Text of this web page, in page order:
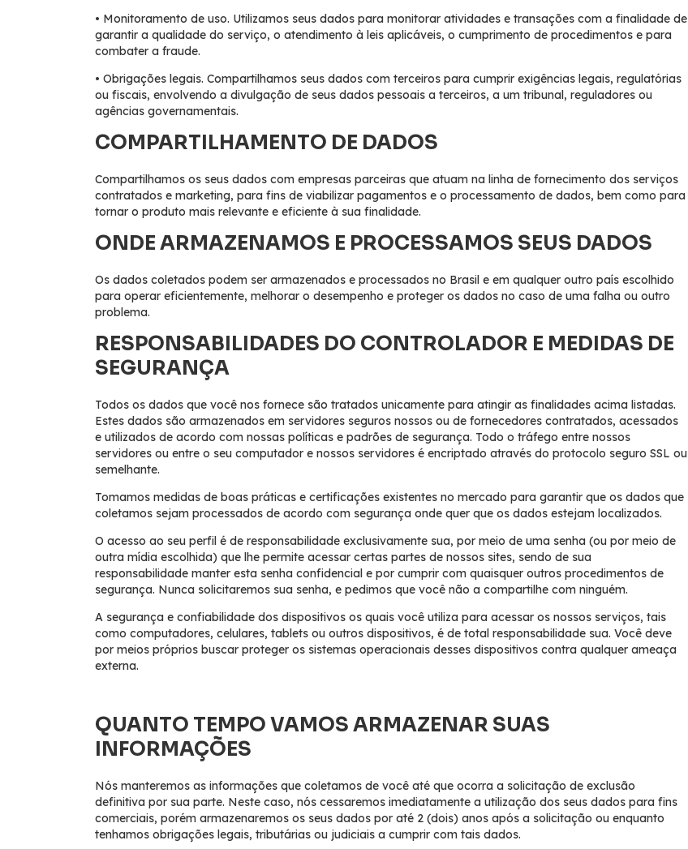
• Monitoramento de uso. Utilizamos seus dados para monitorar atividades e transações com a finalidade de
garantir a qualidade do serviço, o atendimento à leis aplicáveis, o cumprimento de procedimentos e para
combater a fraude.
• Obrigações legais. Compartilhamos seus dados com terceiros para cumprir exigências legais, regulatórias
ou fiscais, envolvendo a divulgação de seus dados pessoais a terceiros, a um tribunal, reguladores ou
agências governamentais.
COMPARTILHAMENTO DE DADOS
Compartilhamos os seus dados com empresas parceiras que atuam na linha de fornecimento dos serviços
contratados e marketing, para fins de viabilizar pagamentos e o processamento de dados, bem como para
tornar o produto mais relevante e eficiente à sua finalidade.
ONDE ARMAZENAMOS E PROCESSAMOS SEUS DADOS
Os dados coletados podem ser armazenados e processados no Brasil e em qualquer outro país escolhido
para operar eficientemente, melhorar o desempenho e proteger os dados no caso de uma falha ou outro
problema.
RESPONSABILIDADES DO CONTROLADOR E MEDIDAS DE
SEGURANÇA
Todos os dados que você nos fornece são tratados unicamente para atingir as finalidades acima listadas.
Estes dados são armazenados em servidores seguros nossos ou de fornecedores contratados, acessados
e utilizados de acordo com nossas políticas e padrões de segurança. Todo o tráfego entre nossos
servidores ou entre o seu computador e nossos servidores é encriptado através do protocolo seguro SSL ou
semelhante.
Tomamos medidas de boas práticas e certificações existentes no mercado para garantir que os dados que
coletamos sejam processados de acordo com segurança onde quer que os dados estejam localizados.
O acesso ao seu perfil é de responsabilidade exclusivamente sua, por meio de uma senha (ou por meio de
outra mídia escolhida) que lhe permite acessar certas partes de nossos sites, sendo de sua
responsabilidade manter esta senha confidencial e por cumprir com quaisquer outros procedimentos de
segurança. Nunca solicitaremos sua senha, e pedimos que você não a compartilhe com ninguém.
A segurança e confiabilidade dos dispositivos os quais você utiliza para acessar os nossos serviços, tais
como computadores, celulares, tablets ou outros dispositivos, é de total responsabilidade sua. Você deve
por meios próprios buscar proteger os sistemas operacionais desses dispositivos contra qualquer ameaça
externa.
QUANTO TEMPO VAMOS ARMAZENAR SUAS
INFORMAÇÕES
Nós manteremos as informações que coletamos de você até que ocorra a solicitação de exclusão
definitiva por sua parte. Neste caso, nós cessaremos imediatamente a utilização dos seus dados para fins
comerciais, porém armazenaremos os seus dados por até 2 (dois) anos após a solicitação ou enquanto
tenhamos obrigações legais, tributárias ou judiciais a cumprir com tais dados.